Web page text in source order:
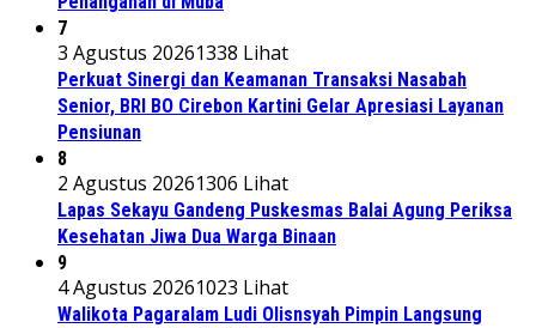
7
3 Agustus 20261338 Lihat
Perkuat Sinergi dan Keamanan Transaksi Nasabah
Senior, BRI BO Cirebon Kartini Gelar Apresiasi Layanan
Pensiunan
8
2 Agustus 20261306 Lihat
Lapas Sekayu Gandeng Puskesmas Balai Agung Periksa
Kesehatan Jiwa Dua Warga Binaan
9
4 Agustus 20261023 Lihat
Walikota Pagaralam Ludi Olisnsyah Pimpin Langsung